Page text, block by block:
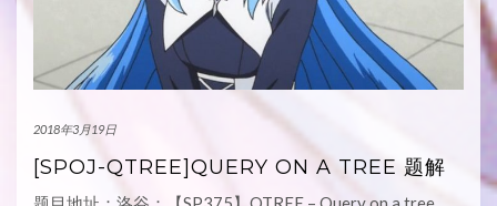
2018年3月19日
[SPOJ-QTREE]QUERY ON A TREE 题解